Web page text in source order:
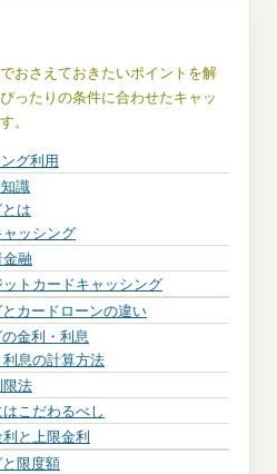
おさえておきたいポイントを解
ったりの条件に合わせたキャッ
。
グ利用
識
は
ッシング
融
ットカードキャッシング
カードローンの違い
金利・利息
息の計算方法
法
こだわるべし
と上限金利
限度額